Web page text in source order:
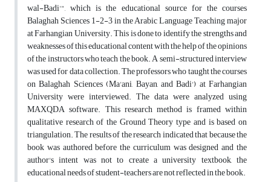
wal-Badi'", which is the educational source for the courses
Balaghah Sciences 1-2-3 in the Arabic Language Teaching major
at Farhangian University. This is done to identify the strengths and
weaknesses of this educational content with the help of the opinions
of the instructors who teach the book. A semi-structured interview
was used for data collection. The professors who taught the courses
on Balaghah Sciences (Ma'ani, Bayan, and Badi') at Farhangian
University were interviewed. The data were analyzed using
MAXQDA software. This research method is framed within
qualitative research of the Ground Theory type and is based on
triangulation. The results of the research indicated that because the
book was authored before the curriculum was designed and the
author's intent was not to create a university textbook, the
educational needs of student-teachers are not reflected in the book.